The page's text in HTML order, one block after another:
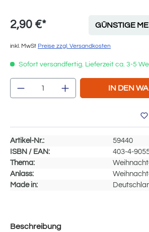
2,90 €* GÜNSTIGE
inkl. MwSt Preise zzgl. Versandkosten
Sofort versandfertig. Lieferzeit ca. 3-5
Produkt Anzahl: Gib den
IN DEN
Artikel-Nr.:
59440
ISBN / EAN:
403-4-
Thema:
Anlass:
Made in:
Beschreibung